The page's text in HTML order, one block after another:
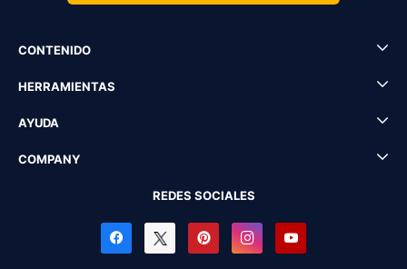
CONTENIDO
HERRAMIENTAS
AYUDA
COMPANY
REDES SOCIALES